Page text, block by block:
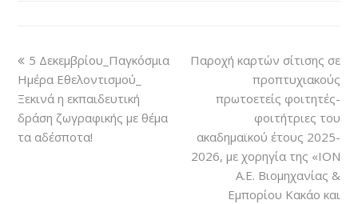
5 Δεκεμβρίου_Παγκόσμια
Ημέρα Εθελοντισμού_
Ξεκινά η εκπαιδευτική
δράση ζωγραφικής με θέμα
τα αδέσποτα!
Παροχή καρτών σίτισης σε
προπτυχιακούς
πρωτοετείς φοιτητές-
φοιτήτριες του
ακαδημαϊκού έτους 2025-
2026, με χορηγία της «ΙΟΝ
Α.Ε. Βιομηχανίας &
Εμπορίου Κακάο και